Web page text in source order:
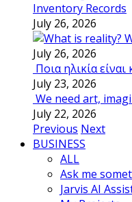
Inventory Records
July 26, 2026
July 26, 2026
Ποια ηλικία
July 23, 2026
We need art,
July 22, 2026
Previous Next
BUSINESS
ALL
Ask me
Jarvis AI